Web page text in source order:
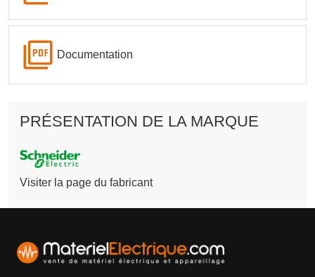
Documentation
PRÉSENTATION DE LA MARQUE
Visiter la page du fabricant